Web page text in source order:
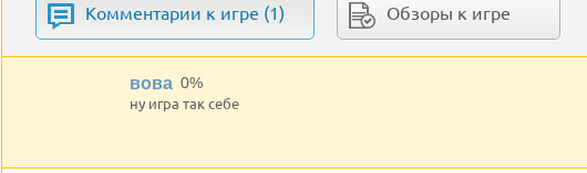
Комментарии к игре (1) Обзоры к игре
вова 0%
ну игра так себе